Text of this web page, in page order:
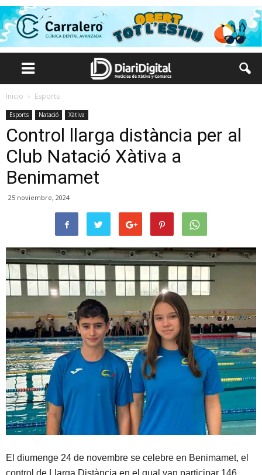
Inicio Esports
Esports Natació Xàtiva
Control llarga distància per al
Club Natació Xàtiva a
Benimamet
25 noviembre, 2024
El diumenge 24 de novembre se celebre en Benimamet, el
control de Llarga Distància en el qual van participar 146